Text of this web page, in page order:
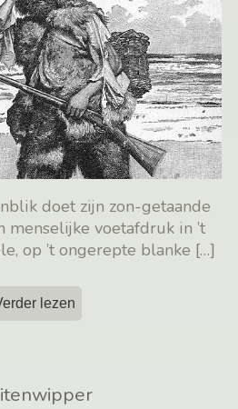
doet zijn zon-getaande
menselijke voetafdruk in ’t
op ’t ongerepte blanke […]
lezen